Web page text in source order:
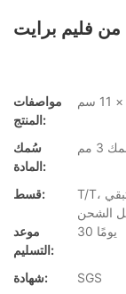
فليم برايت
مواصفات
المنتج:
سُمك
المادة:
مم
قسط:
T/T، مطلوب وديعة بنسبة 30٪، مع دفع الرصيد المتبقي
موعد
التسليم:
30 يومًا
شهادة: SGS